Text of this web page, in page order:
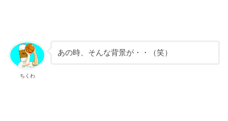
ちくわ
あの時、そんな背景が・・（笑）